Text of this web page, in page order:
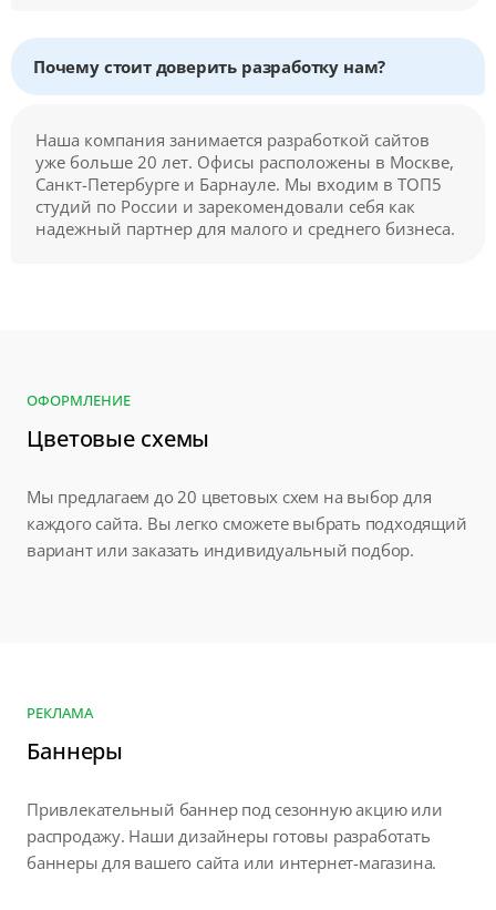
Почему стоит доверить разработку нам?
Наша компания занимается разработкой сайтов
уже больше 20 лет. Офисы расположены в Москве,
Санкт-Петербурге и Барнауле. Мы входим в ТОП5
студий по России и зарекомендовали себя как
надежный партнер для малого и среднего бизнеса.
ОФОРМЛЕНИЕ
Цветовые схемы
Мы предлагаем до 20 цветовых схем на выбор для
каждого сайта. Вы легко сможете выбрать подходящий
вариант или заказать индивидуальный подбор.
РЕКЛАМА
Баннеры
Привлекательный баннер под сезонную акцию или
распродажу. Наши дизайнеры готовы разработать
баннеры для вашего сайта или интернет-магазина.